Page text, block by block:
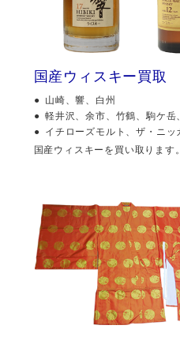
国産ウィスキー買取
山崎、響、白州
軽井沢、余市、竹鶴、駒ケ岳
イチローズモルト、ザ・ニ
国産ウィスキーを買い取ります。